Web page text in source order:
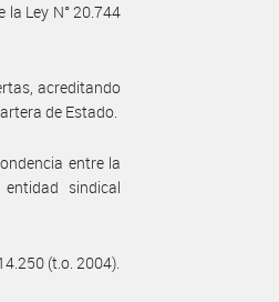
Ley N° 20.744
acreditando
de Estado.
entre la
sindical
(t.o. 2004).